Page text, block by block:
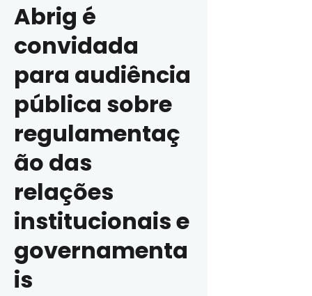
Abrig é
convidada
para audiência
pública sobre
regulamentaç
ão das
relações
institucionais e
governamenta
is